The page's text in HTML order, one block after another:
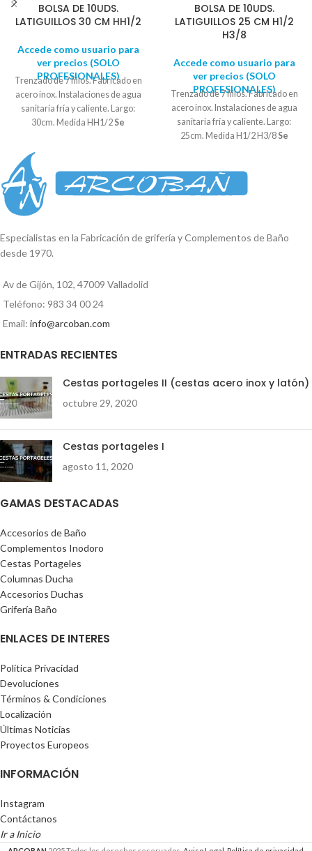
BOLSA DE 10UDS.
LATIGUILLOS 30 CM HH1/2
Accede como usuario para
ver precios (SOLO
PROFESIONALES)
Trenzado de 7 hilos. Fabricado en
acero inox. Instalaciones de agua
sanitaria fría y caliente. Largo:
30cm. Medida HH1/2 Se
BOLSA DE 10UDS.
LATIGUILLOS 25 CM H1/2
H3/8
Accede como usuario para
ver precios (SOLO
PROFESIONALES)
Trenzado de 7 hilos. Fabricado en
acero inox. Instalaciones de agua
sanitaria fría y caliente. Largo:
25cm. Medida H1/2 H3/8 Se
Especialistas en la Fabricación de grifería y Complementos de Baño
desde 1970.
Av de Gijón, 102, 47009 Valladolid
Teléfono: 983 34 00 24
Email: info@arcoban.com
ENTRADAS RECIENTES
Cestas portageles II (cestas acero inox y latón)
octubre 29, 2020
Cestas portageles I
agosto 11, 2020
GAMAS DESTACADAS
Accesorios de Baño
Complementos Inodoro
Cestas Portageles
Columnas Ducha
Accesorios Duchas
Grifería Baño
ENLACES DE INTERES
Política Privacidad
Devoluciones
Términos & Condiciones
Localización
Últimas Noticias
Proyectos Europeos
INFORMACIÓN
Instagram
Contáctanos
Ir a Inicio